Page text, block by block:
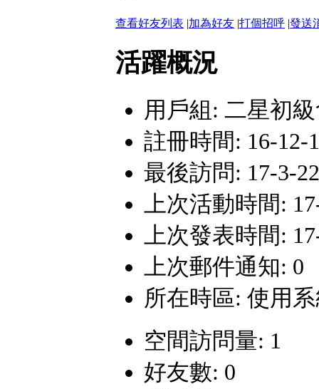
查看好友列表 |加為好友 |打個招呼 |發送
活躍概況
用戶組: 二星初
註冊時間: 16-12-
最後訪問: 17-3-
上次活動時間:
上次發表時間:
上次郵件通知: 0
所在時區: 使用
空間訪問量: 1
好友數: 0